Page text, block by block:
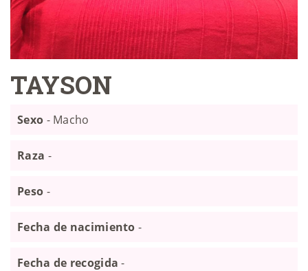
TAYSON
Sexo - Macho
Raza -
Peso -
Fecha de nacimiento -
Fecha de recogida -